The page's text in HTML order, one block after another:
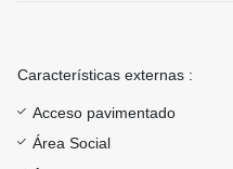
Características externas :
Acceso pavimentado
Área Social